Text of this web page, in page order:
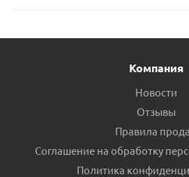
Компания
Новости
Отзывы
Правила
Соглашение на обработку
Политика